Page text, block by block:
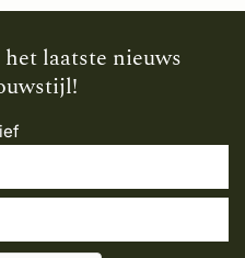
laatste nieuws